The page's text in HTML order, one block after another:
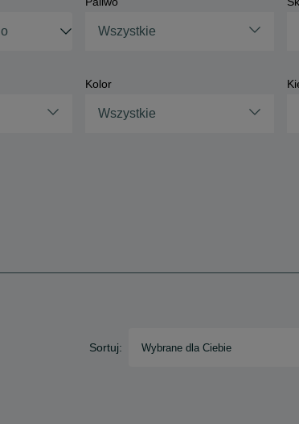
Wszystkie
Kolor
Wszystkie
Sortuj: Wybrane dla Ciebie